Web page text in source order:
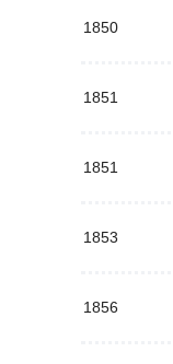
1850
1851
1851
1853
1856